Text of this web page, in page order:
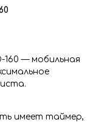
— мобильная
имеет таймер,